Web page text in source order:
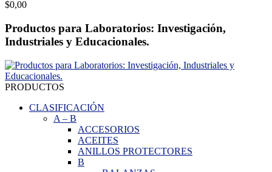
$0,00
Productos para Laboratorios: Investigación,
Industriales y Educacionales.
PRODUCTOS
CLASIFICACIÓN
A – B
ACCESORIOS
ACEITES
ANILLOS PROTECTORES
B